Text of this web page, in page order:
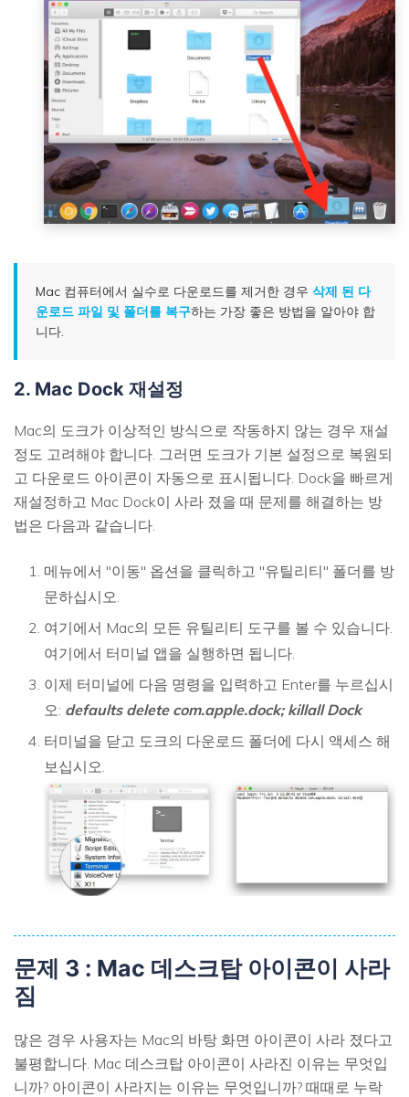
Mac 컴퓨터에서 실수로 다운로드를 제거한 경우 삭제 된 다
운로드 파일 및 폴더를 복구하는 가장 좋은 방법을 알아야 합
니다.
2. Mac Dock 재설정
Mac의 도크가 이상적인 방식으로 작동하지 않는 경우 재설
정도 고려해야 합니다. 그러면 도크가 기본 설정으로 복원되
고 다운로드 아이콘이 자동으로 표시됩니다. Dock을 빠르게
재설정하고 Mac Dock이 사라 졌을 때 문제를 해결하는 방
법은 다음과 같습니다.
메뉴에서 "이동" 옵션을 클릭하고 "유틸리티" 폴더를 방
문하십시오.
여기에서 Mac의 모든 유틸리티 도구를 볼 수 있습니다.
여기에서 터미널 앱을 실행하면 됩니다.
이제 터미널에 다음 명령을 입력하고 Enter를 누르십시
오: defaults delete com.apple.dock; killall Dock
터미널을 닫고 도크의 다운로드 폴더에 다시 액세스 해
보십시오.
문제 3 : Mac 데스크탑 아이콘이 사라
짐
많은 경우 사용자는 Mac의 바탕 화면 아이콘이 사라 졌다고
불평합니다. Mac 데스크탑 아이콘이 사라진 이유는 무엇입
니까? 아이콘이 사라지는 이유는 무엇입니까? 때때로 누락